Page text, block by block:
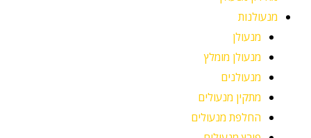
מנעולנות
מנעולן
מנעולן מומלץ
מנעולנים
מתקין מנעולים
החלפת מנעולים